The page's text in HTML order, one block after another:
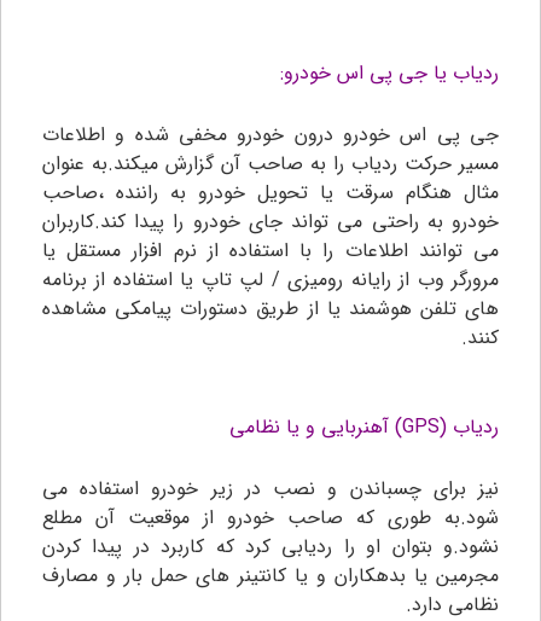
ردیاب یا جی پی اس خودرو:
جی پی اس خودرو درون خودرو مخفی شده و اطلاعات
مسیر حرکت ردیاب را به صاحب آن گزارش میکند.به عنوان
مثال هنگام سرقت یا تحویل خودرو به راننده ،صاحب
خودرو به راحتی می تواند جای خودرو را پیدا کند.کاربران
می توانند اطلاعات را با استفاده از نرم افزار مستقل یا
مرورگر وب از رایانه رومیزی / لپ تاپ یا استفاده از برنامه
های تلفن هوشمند یا از طریق دستورات پیامکی مشاهده
کنند.
ردیاب (GPS) آهنربایی و یا نظامی
نیز برای چسباندن و نصب در زیر خودرو استفاده می
شود.به طوری که صاحب خودرو از موقعیت آن مطلع
نشود.و بتوان او را ردیابی کرد که کاربرد در پیدا کردن
مجرمین یا بدهکاران و یا کانتینر های حمل بار و مصارف
نظامی دارد.